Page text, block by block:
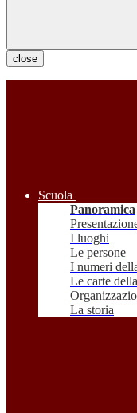
close
Scuola
Panoramica
I luoghi
Le persone
I numeri
Le carte
La storia